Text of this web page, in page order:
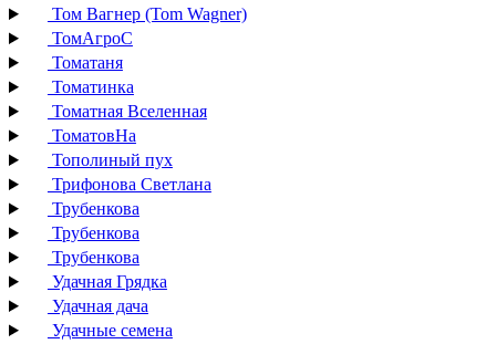
Том Вагнер (Tom Wagner)
ТомАгроС
Томатаня
Томатинка
Томатная Вселенная
ТоматовНа
Тополиный пух
Трифонова Светлана
Трубенкова
Трубенкова
Трубенкова
Удачная Грядка
Удачная дача
Удачные семена